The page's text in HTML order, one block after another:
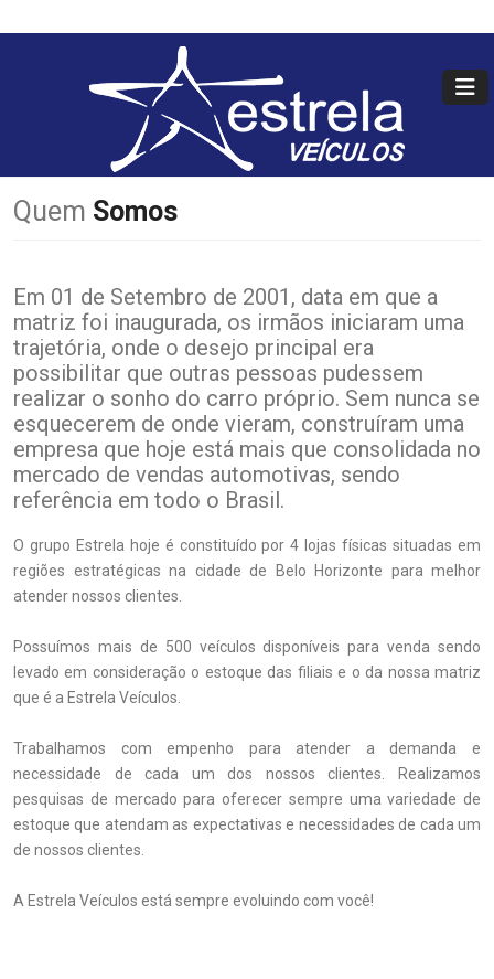
Quem Somos
Em 01 de Setembro de 2001, data em que a
matriz foi inaugurada, os irmãos iniciaram uma
trajetória, onde o desejo principal era
possibilitar que outras pessoas pudessem
realizar o sonho do carro próprio. Sem nunca se
esquecerem de onde vieram, construíram uma
empresa que hoje está mais que consolidada no
mercado de vendas automotivas, sendo
referência em todo o Brasil.
O grupo Estrela hoje é constituído por 4 lojas físicas situadas em
regiões estratégicas na cidade de Belo Horizonte para melhor
atender nossos clientes.
Possuímos mais de 500 veículos disponíveis para venda sendo
levado em consideração o estoque das filiais e o da nossa matriz
que é a Estrela Veículos.
Trabalhamos com empenho para atender a demanda e
necessidade de cada um dos nossos clientes. Realizamos
pesquisas de mercado para oferecer sempre uma variedade de
estoque que atendam as expectativas e necessidades de cada um
de nossos clientes.
A Estrela Veículos está sempre evoluindo com você!